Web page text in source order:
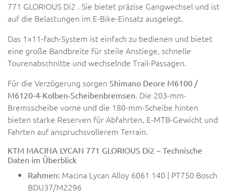
771 GLORIOUS Di2 . Sie bietet präzise Gangwechsel und ist
auf die Belastungen im E-Bike-Einsatz ausgelegt.
Das 1×11-fach-System ist einfach zu bedienen und bietet
eine große Bandbreite für steile Anstiege, schnelle
Tourenabschnitte und wechselnde Trail-Passagen.
Für die Verzögerung sorgen Shimano Deore M6100 /
M6120-4-Kolben-Scheibenbremsen. Die 203-mm-
Bremsscheibe vorne und die 180-mm-Scheibe hinten
bieten starke Reserven für Abfahrten, E-MTB-Gewicht und
Fahrten auf anspruchsvollerem Terrain.
KTM MACINA LYCAN 771 GLORIOUS Di2 – Technische
Daten im Überblick
Rahmen: Macina Lycan Alloy 6061 140 | PT750 Bosch
BDU37/M2296